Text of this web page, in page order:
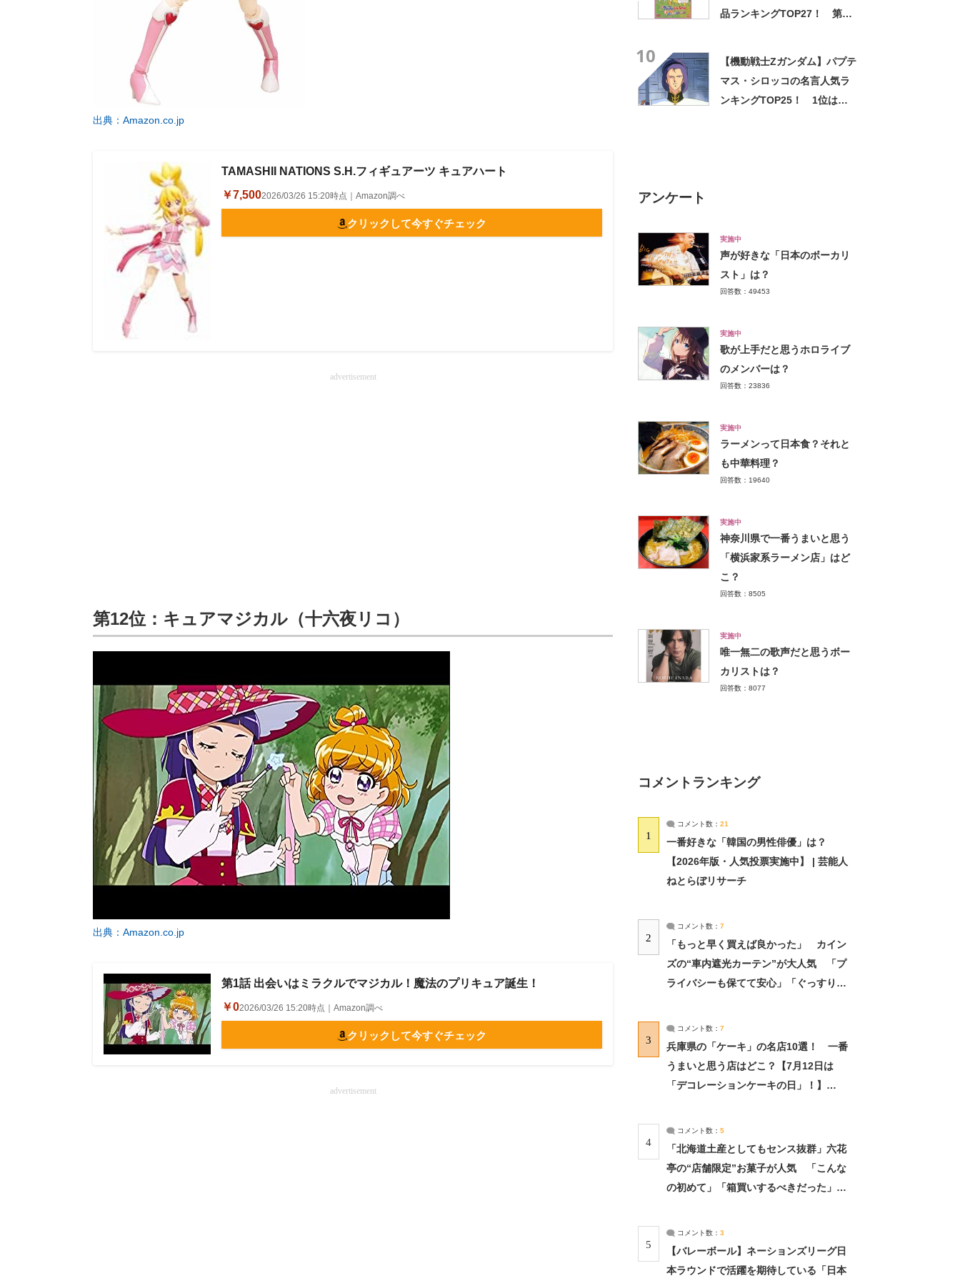
出典：Amazon.co.jp
TAMASHII NATIONS S.H.フィギュアーツ キュアハート
￥7,5002026/03/26 15:20時点｜Amazon調べ
クリックして今すぐチェック
advertisement
第12位：キュアマジカル（十六夜リコ）
出典：Amazon.co.jp
第1話 出会いはミラクルでマジカル！魔法のプリキュア誕生！
￥02026/03/26 15:20時点｜Amazon調べ
クリックして今すぐチェック
advertisement
品ランキングTOP27！ 第1
10
【機動戦士Zガンダム】パプテ
マス・シロッコの名言人気ラ
ンキングTOP25！ 1位は
アンケート
実施中
声が好きな「日本のボーカリ
スト」は？
回答数：49453
実施中
歌が上手だと思うホロライブ
のメンバーは？
回答数：23836
実施中
ラーメンって日本食？それと
も中華料理？
回答数：19640
実施中
神奈川県で一番うまいと思う
「横浜家系ラーメン店」はど
こ？
回答数：8505
実施中
唯一無二の歌声だと思うボー
カリストは？
回答数：8077
コメントランキング
1
コメント数： 21
一番好きな「韓国の男性俳優」は？
【2026年版・人気投票実施中】 | 芸能人
ねとらぼリサーチ
2
コメント数： 7
「もっと早く買えば良かった」 カイン
ズの“車内遮光カーテン”が大人気 「プ
ライバシーも保てて安心」「ぐっすり眠
3
コメント数： 7
兵庫県の「ケーキ」の名店10選！ 一番
うまいと思う店はどこ？【7月12日は
「デコレーションケーキの日」！】
4
コメント数： 5
「北海道土産としてもセンス抜群」六花
亭の“店舗限定”お菓子が人気 「こんな
の初めて」「箱買いするべきだった」
5
コメント数： 3
【バレーボール】ネーションズリーグ日
本ラウンドで活躍を期待している「日本